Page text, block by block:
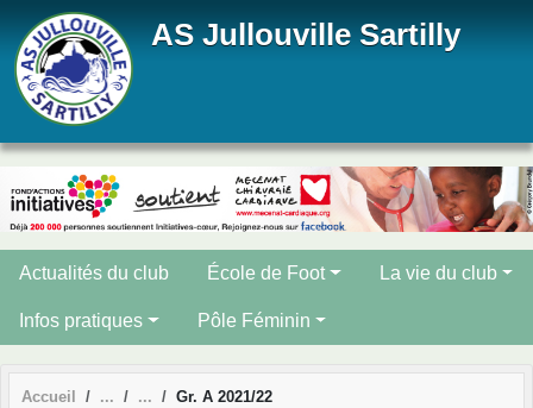
AS Jullouville Sartilly
Actualités du club École de Foot La vie du club
Infos pratiques Pôle Féminin
Accueil Gr. A 2021/22
Panneau de gestion des cookies